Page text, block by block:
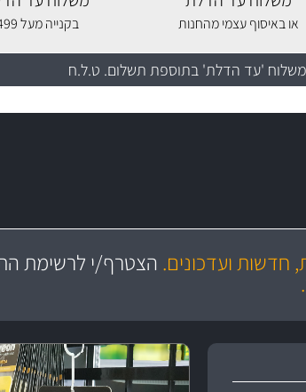
או באיסוף עצמי מהחנות בקנייה מעל 499 שקלים
'עד הדלת' בתוספת תשלום. ט.ל.ח
מקצועיות
ושירות מצויין חדשות ועדכונים. הצטרף/י לרשימת
.